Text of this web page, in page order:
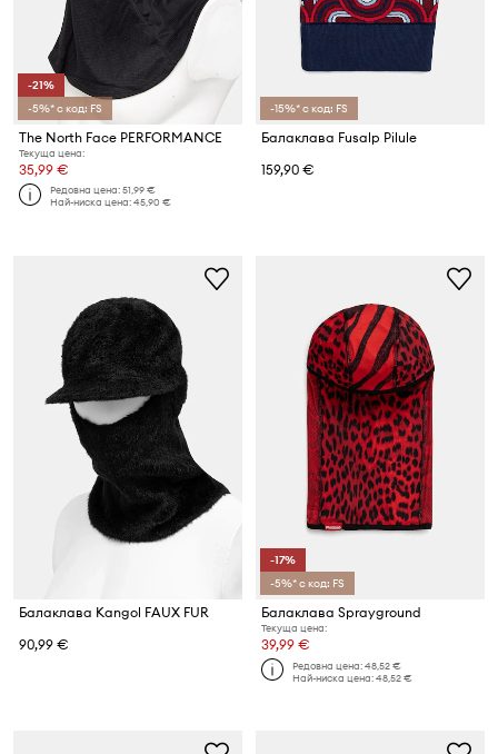
-21%
-5%* с код: FS
The North Face PERFORMANCE
Текуща цена:
35,99 €
Редовна цена:51,99 €
Най-ниска цена:45,90 €
-15%* с код: FS
Балаклава Fusalp Pilule
159,90 €
Балаклава Kangol FAUX FUR
90,99 €
-17%
-5%* с код: FS
Балаклава Sprayground
Текуща цена:
39,99 €
Редовна цена:48,52 €
Най-ниска цена:48,52 €